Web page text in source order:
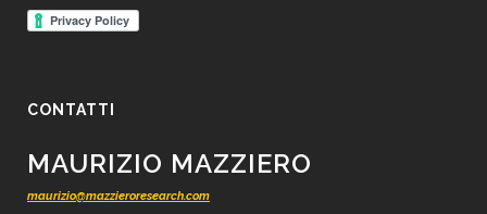
CONTATTI
MAURIZIO MAZZIERO
maurizio@mazzieroresearch.com